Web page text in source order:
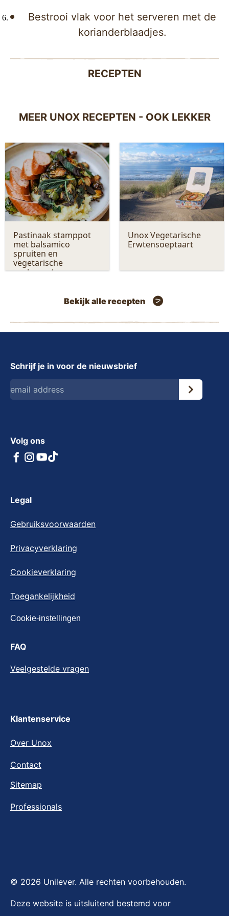
Bestrooi vlak voor het serveren met de
korianderblaadjes.
RECEPTEN
MEER UNOX RECEPTEN - OOK LEKKER
Pastinaak stamppot
met balsamico
spruiten en
vegetarische
rookworst
Unox Vegetarische
Erwtensoeptaart
Bekijk alle recepten
Schrijf je in voor de nieuwsbrief
Volg ons
Legal
Gebruiksvoorwaarden
Privacyverklaring
Cookieverklaring
Cookie-instellingen
Toegankelijkheid
FAQ
Klantenservice
Over Unox
Contact
Sitemap
© 2026 Unilever. Alle rechten voorbehouden.